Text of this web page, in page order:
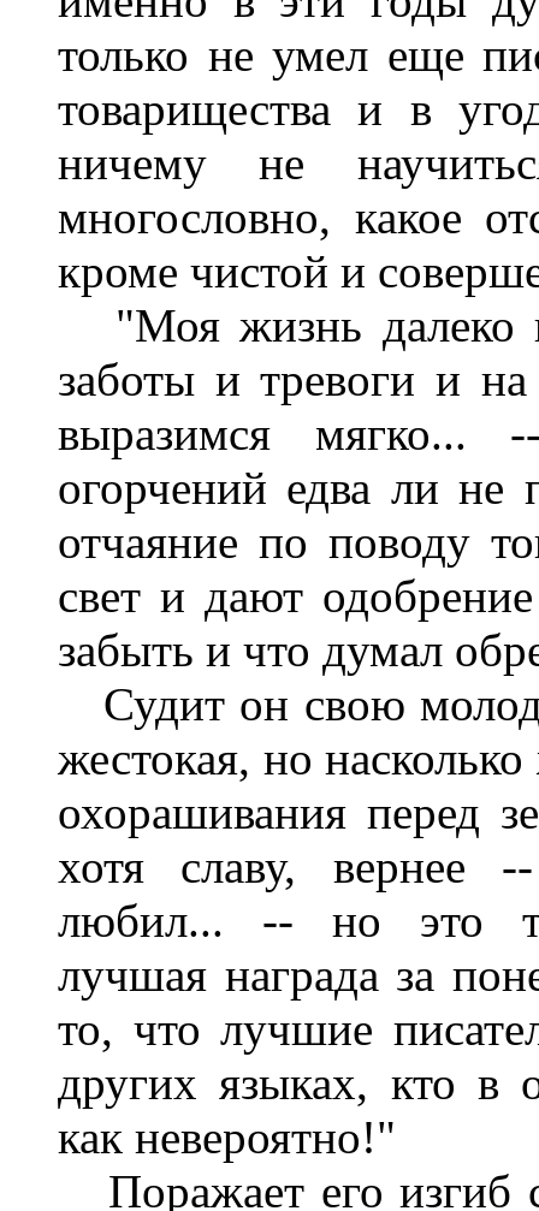
только не умел еще
товарищества и в
ничему не
многословно, какое
кроме чистой и
"Моя жизнь далеко
заботы и тревоги и
выразимся мягко...
огорчений едва ли не
отчаяние по поводу
свет и дают
забыть и что думал
Судит он свою
жестокая, но
охорашивания перед
хотя славу, вернее
любил... -- но это
лучшая награда за
то, что лучшие
других языках, кто в
как невероятно!"
Поражает его изгиб